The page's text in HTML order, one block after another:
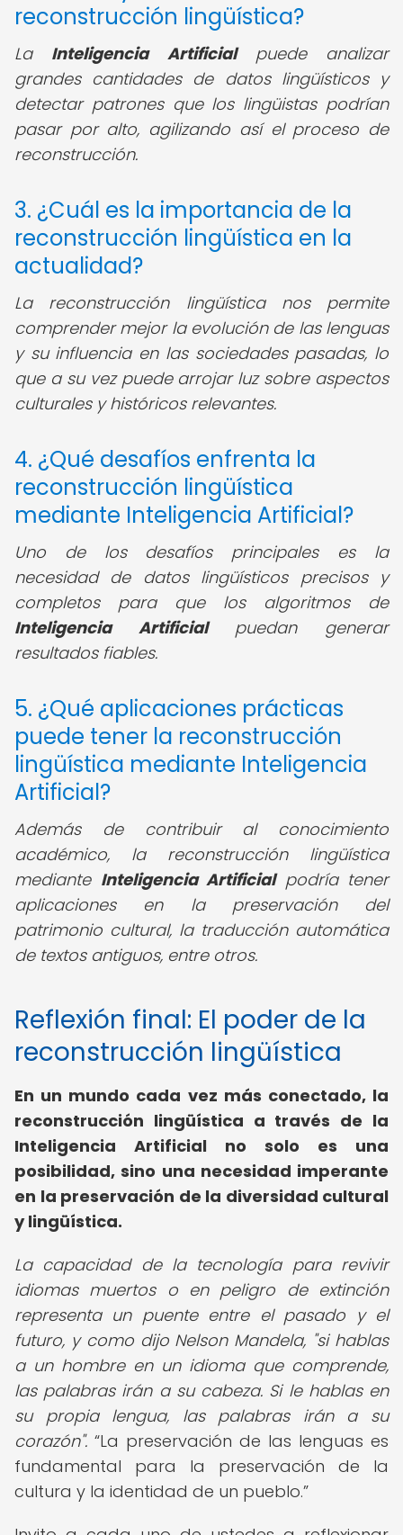
reconstrucción lingüística?
La Inteligencia Artificialpuede analizar
grandes cantidades de datos lingüísticos y
detectar patrones que los lingüistas podrían
pasar por alto, agilizando así el proceso de
reconstrucción.
3. ¿Cuál es la importancia de la
reconstrucción lingüística en la
actualidad?
La reconstrucción lingüística nos permite
comprender mejor la evolución de las lenguas
y su influencia en las sociedades pasadas, lo
que a su vez puede arrojar luz sobre aspectos
culturales y históricos relevantes.
4. ¿Qué desafíos enfrenta la
reconstrucción lingüística
mediante Inteligencia Artificial?
Uno de los desafíos principales es la
necesidad de datos lingüísticos precisos y
completos para que los algoritmos de
Inteligencia Artificialpuedan generar
resultados fiables.
5. ¿Qué aplicaciones prácticas
puede tener la reconstrucción
lingüística mediante Inteligencia
Artificial?
Además de contribuir al conocimiento
académico, la reconstrucción lingüística
mediante Inteligencia Artificialpodría tener
aplicaciones en la preservación del
patrimonio cultural, la traducción automática
de textos antiguos, entre otros.
Reflexión final: El poder de la
reconstrucción lingüística
En un mundo cada vez más conectado, la
reconstrucción lingüística a través de la
Inteligencia Artificial no solo es una
posibilidad, sino una necesidad imperante
en la preservación de la diversidad cultural
y lingüística.
La capacidad de la tecnología para revivir
idiomas muertos o en peligro de extinción
representa un puente entre el pasado y el
futuro, y como dijo Nelson Mandela, "si hablas
a un hombre en un idioma que comprende,
las palabras irán a su cabeza. Si le hablas en
su propia lengua, las palabras irán a su
corazón". La preservación de las lenguas es
fundamental para la preservación de la
cultura y la identidad de un pueblo.